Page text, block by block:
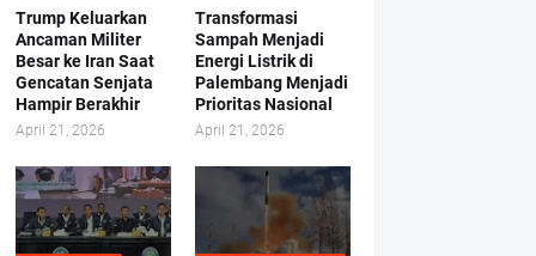
Trump Keluarkan
Ancaman Militer
Besar ke Iran Saat
Gencatan Senjata
Hampir Berakhir
April 21, 2026
Transformasi
Sampah Menjadi
Energi Listrik di
Palembang Menjadi
Prioritas Nasional
April 21, 2026